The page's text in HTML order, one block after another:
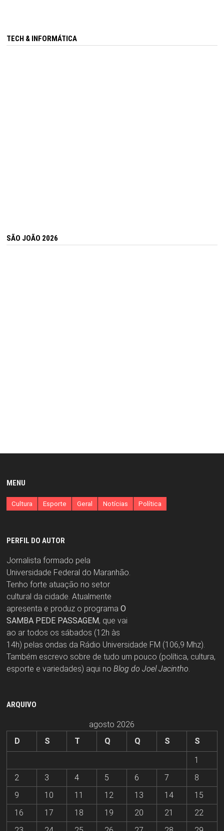
TECH & INFORMÁTICA
SÃO JOÃO 2026
MENU
Cultura Esporte Geral Notícias Política
PERFIL DO AUTOR
Jornalista formado pela
Universidade Federal do Maranhão.
Tenho forte atuação no setor
cultural da cidade. Atualmente
apresenta e produz o programa O
SAMBA PEDE PASSAGEM, que vai
ao ar todos os sábados (12h às
14h) pelas ondas da Rádio Universidade FM (106,9 Mhz).
Também escrevo sobre de tudo um pouco (política, cultura,
esporte e variedades) aqui no Blog do Joel Jacintho
ARQUIVO
agosto 2026
D
S T Q Q S
S
1
2
3 4 5 6 7
8
9
10 11 12 13 14
15
16
17 18 19 20 21
22